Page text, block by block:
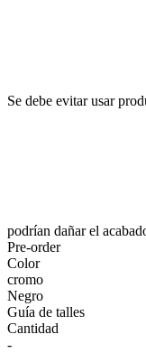
Se debe evitar usar
podrían dañar el
Pre-order
Color
cromo
Negro
Guía de talles
Cantidad
-